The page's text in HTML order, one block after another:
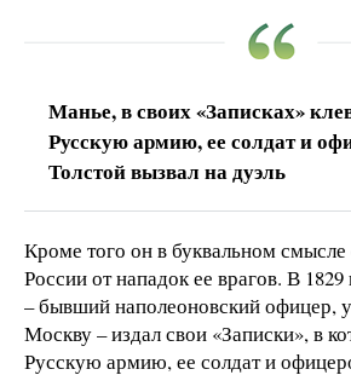
Манье, в своих «Записках»
Русскую армию, ее солдат и
Толстой вызвал на дуэль
Кроме того он в буквальном смысле
России от нападок ее врагов. В
– бывший наполеоновский офицер,
Москву – издал свои «Записки», в
Русскую армию, ее солдат и